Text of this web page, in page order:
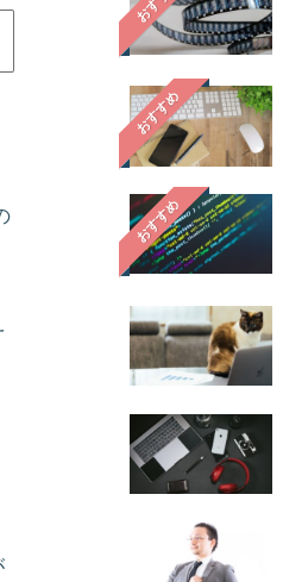
おすすめ
おすすめ